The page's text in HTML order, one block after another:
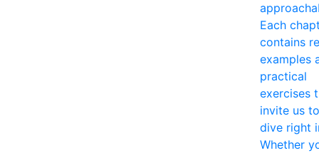
Each
contains
examples
practical
exercises
invite us to
dive right
Whether